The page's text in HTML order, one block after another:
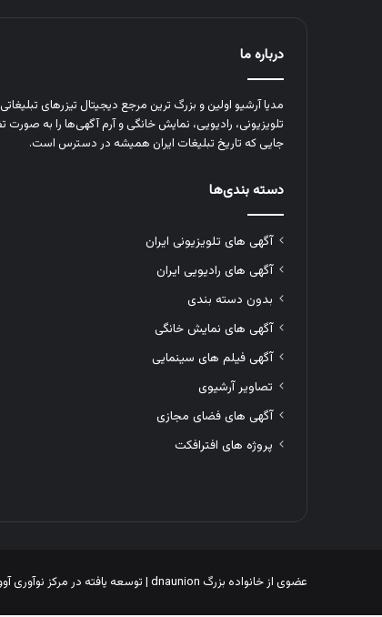
درباره ما
مدیا آرشیو اولین و بزرگ‌ ترین مرجع دیجیتال تیزرهای
تلویزیونی، رادیویی، نمایش خانگی و آرم‌ آگهی‌ها را به‌
جایی که تاریخ تبلیغات ایران همیشه در دسترس است.
دسته بندی‌ها
آگهی های تلویزیونی ایران
آگهی های رادیویی ایران
بدون دسته بندی
آگهی های نمایش خانگی
آگهی فیلم های سینمایی
تصاویر آرشیوی
آگهی های فضای مجازی
پروژه های افترافکت
عضوی از خانواده بزرگ dnaunion | توسعه یافته در مرکز نوآوری